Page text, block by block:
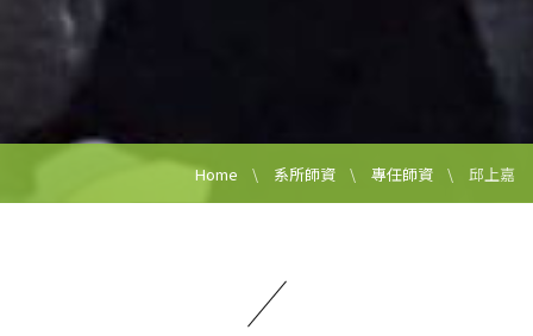
Home 系所師資 專任師資 邱上嘉